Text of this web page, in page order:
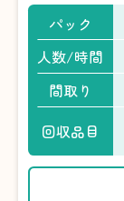
パック
人数/時間
間取り
回収品目